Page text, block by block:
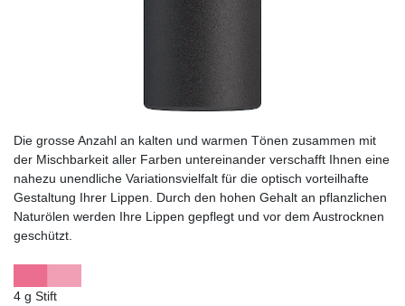
Die grosse Anzahl an kalten und warmen Tönen zusammen mit
der Mischbarkeit aller Farben untereinander verschafft Ihnen eine
nahezu unendliche Variationsvielfalt für die optisch vorteilhafte
Gestaltung Ihrer Lippen. Durch den hohen Gehalt an pflanzlichen
Naturölen werden Ihre Lippen gepflegt und vor dem Austrocknen
geschützt.
4 g Stift